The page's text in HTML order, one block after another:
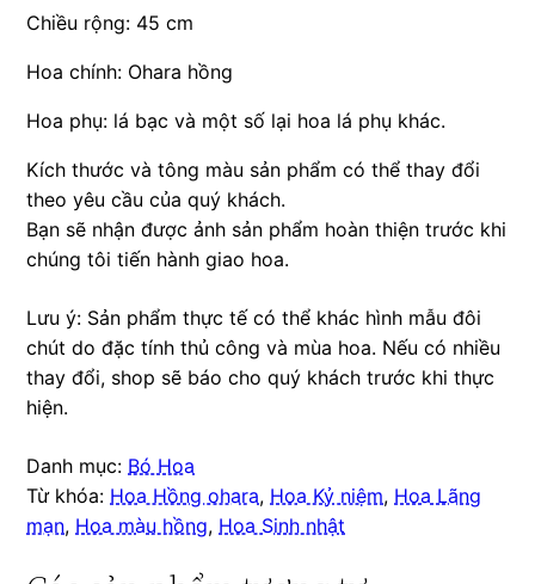
Chiều rộng: 45 cm
Hoa chính: Ohara hồng
Hoa phụ: lá bạc và một số lại hoa lá phụ khác.
Kích thước và tông màu sản phẩm có thể thay đổi
theo yêu cầu của quý khách.
Bạn sẽ nhận được ảnh sản phẩm hoàn thiện trước khi
chúng tôi tiến hành giao hoa.
Lưu ý: Sản phẩm thực tế có thể khác hình mẫu đôi
chút do đặc tính thủ công và mùa hoa. Nếu có nhiều
thay đổi, shop sẽ báo cho quý khách trước khi thực
hiện.
Danh mục: Bó Hoa
Từ khóa: Hoa Hồng ohara, Hoa Kỷ niệm, Hoa Lãng
mạn, Hoa màu hồng, Hoa Sinh nhật